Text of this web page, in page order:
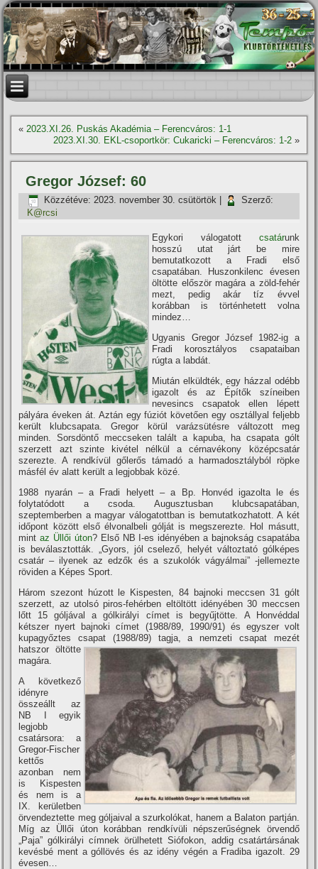
«2023.XI.26. Puskás Akadémia – Ferencváros: 1-1
2023.XI.30. EKL-csoportkör: Cukaricki – Ferencváros: 1-2»
Gregor József: 60
Közzétéve: 2023. november 30. csütörtök
Szerző:
K@rcsi
Egykori válogatott csatárunk
hosszú utat járt be mire
bemutatkozott a Fradi első
csapatában. Huszonkilenc évesen
öltötte először magára a zöld-fehér
mezt, pedig akár tí­z évvel
korábban is történhetett volna
mindez…
Ugyanis Gregor József 1982-ig a
Fradi korosztályos csapataiban
rúgta a labdát.
Miután elküldték, egy házzal odébb
igazolt és az Épí­tők szí­neiben
nevesincs csapatok ellen lépett
pályára éveken át. Aztán egy fúziót követően egy osztállyal feljebb
került klubcsapata. Gregor körül varázsütésre változott meg
minden. Sorsdöntő meccseken talált a kapuba, ha csapata gólt
szerzett azt szinte kivétel nélkül a cérnavékony középcsatár
szerezte. A rendkí­vül gőlerős támadó a harmadosztályból röpke
másfél év alatt került a legjobbak közé.
1988 nyarán – a Fradi helyett – a Bp. Honvéd igazolta le és
folytatódott a csoda. Augusztusban klubcsapatában,
szeptemberben a magyar válogatottban is bemutatkozhatott. A két
időpont között első élvonalbeli gólját is megszerezte. Hol másutt,
mintaz Üllői úton? Első NB I-es idényében a bajnokság csapatába
is beválasztották. „Gyors, jól cselező, helyét változtató gólképes
csatár – ilyenek az edzők és a szukolók vágyálmai” -jellemezte
röviden a Képes Sport.
Három szezont húzott le Kispesten, 84 bajnoki meccsen 31 gólt
szerzett, az utolsó piros-fehérben eltöltött idényében 30 meccsen
lőtt 15 góljával a gólkirályi cí­met is begyűjtötte. A Honvéddal
kétszer nyert bajnoki cí­met (1988/89, 1990/91) és egyszer volt
kupagyőztes csapat (1988/89) tagja, a nemzeti csapat mezét
hatszor öltötte
magára.
A következő
idényre
összeállt az
NB I egyik
legjobb
csatársora: a
Gregor-Fischer
kettős
azonban nem
is Kispesten
és nem is a
IX. kerületben
örvendeztette meg góljaival a szurkolókat, hanem a Balaton partján.
Mí­g az Üllői úton korábban rendkí­vüli népszerűségnek örvendő
„Paja” gólkirályi cí­mnek örülhetett Siófokon, addig csatártársának
kevésbé ment a góllövés és az idény végén a Fradiba igazolt. 29
évesen…